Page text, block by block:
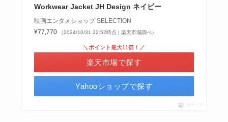
Workwear Jacket JH Design ネイビー
映画エンタメショップ SELECTION
¥77,770
（2024/10/31 22:52時点 | 楽天市場調べ）
＼ポイント最大11倍！／
楽天市場で探す
Yahooショップで探す
ポチップ